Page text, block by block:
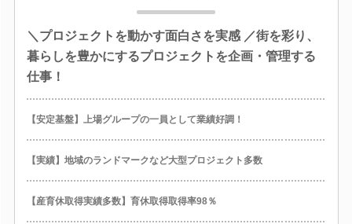
＼プロジェクトを動かす面白さを実感 ／街を彩り、
暮らしを豊かにするプロジェクトを企画・管理する
仕事！
【安定基盤】上場グループの一員として業績好調！
【実績】地域のランドマークなど大型プロジェクト多数
【産育休取得実績多数】育休取得取得率98％